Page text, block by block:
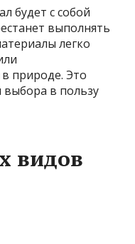
будет с собой
выполнять
легко
природе. Это
в пользу
видов